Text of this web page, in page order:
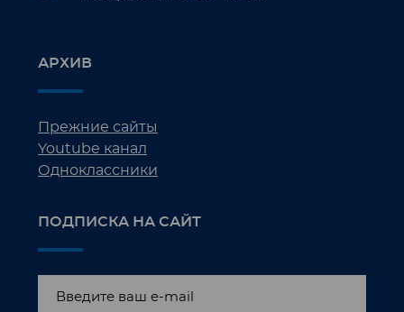
АРХИВ
Прежние сайты
Youtube канал
Одноклассники
ПОДПИСКА НА САЙТ